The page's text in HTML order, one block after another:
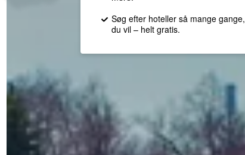
Søg efter hoteller så mange gange,
du vil – helt gratis.